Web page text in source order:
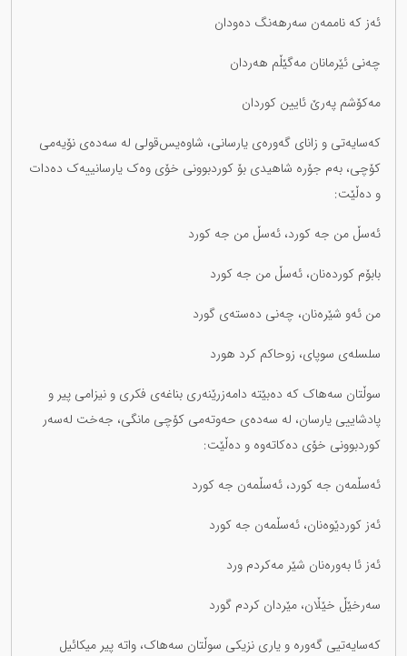
ئەز کە ناممەن سەرهەنگ دەودان
چەنی ئێرمانان مەگێڵم هەردان
مەکۆشم پەرێ ئایین کوردان
کەسایەتی و زانای گەورەی یارسانی، شاوەیس‌قولی لە سەدەی نۆیەمی
کۆچی، بەم جۆرە شاهیدی بۆ کوردبوونی خۆی وەک یارسانییەک دەدات
و دەڵێت:
ئەسڵ من جە کورد، ئەسڵ من جە کورد
بابۆم کوردەنان، ئەسڵ من جە کورد
من ئەو شێرەنان، چەنی دەستەی گورد
سلسلەی سوپای، زوحاکم کرد هورد
سوڵتان سەهاک کە دەبێتە دامەزرێنەری بناغەی فکری و نیزامی پیر و
پادشاییی یارسان، لە سەدەی حەوتەمی کۆچی مانگی، جەخت لەسەر
کوردبوونی خۆی دەکاتەوە و دەڵێت:
ئەسڵمەن جە کورد، ئەسڵمەن جە کورد
ئەز کوردێوەنان، ئەسڵمەن جە کورد
ئەز ئا بەورەنان شێر مەکردم ورد
سەرخێڵ خێڵان، مێردان کردم گورد
کەسایەتیی گەورە و یاری نزیکی سوڵتان سەهاک، واتە پیر میکائیل